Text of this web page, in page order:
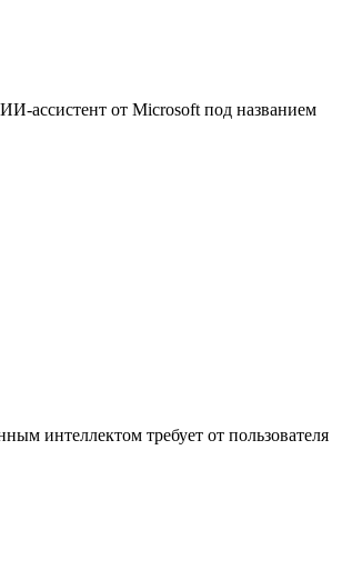
ассистент от Microsoft под названием
интеллектом требует от пользователя